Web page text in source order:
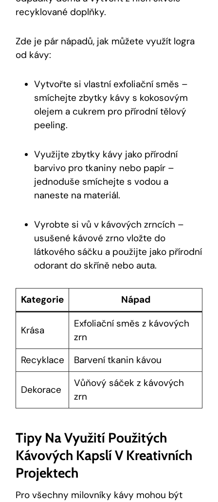
recyklované doplňky.
Zde je pár nápadů, jak můžete využít logra
od kávy:
Vytvořte si vlastní exfoliační směs –
smíchejte zbytky kávy s kokosovým
olejem a cukrem pro přírodní tělový
peeling.
Využijte zbytky kávy jako přírodní
barvivo pro tkaniny nebo papír –
jednoduše smíchejte s vodou a
naneste na materiál.
Vyrobte si vů v kávových zrncích –
usušené kávové zrno vložte do
látkového sáčku a použijte jako přírodní
odorant do skříně nebo auta.
Kategorie Nápad
Krása
Exfoliační směs z kávových
zrn
Recyklace
Barvení tkanin kávou
Dekorace
Vůňový sáček z kávových
zrn
Tipy Na Využití Použitých
Kávových Kapslí V Kreativních
Projektech
Pro všechny milovníky kávy mohou být